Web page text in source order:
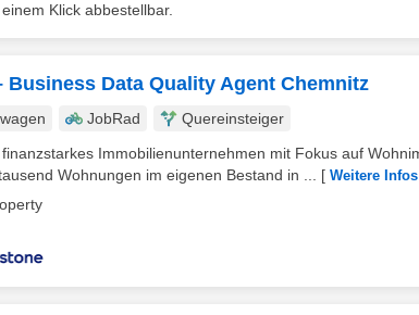
Klick abbestellbar.
Business Data Quality Agent Chemnitz
JobRad
Quereinsteiger
Immobilienunternehmen mit Fokus auf
Wohnungen im eigenen Bestand in ...
[ Weitere Infos